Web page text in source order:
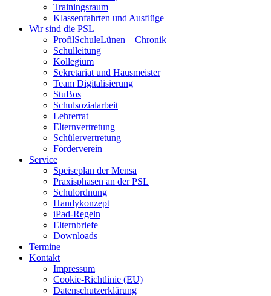
Trainingsraum
Klassenfahrten und Ausflüge
Wir sind die PSL
ProfilSchuleLünen – Chronik
Schulleitung
Kollegium
Sekretariat und Hausmeister
Team Digitalisierung
StuBos
Schulsozialarbeit
Lehrerrat
Elternvertretung
Schülervertretung
Förderverein
Service
Speiseplan der Mensa
Praxisphasen an der PSL
Schulordnung
Handykonzept
iPad-Regeln
Elternbriefe
Downloads
Termine
Kontakt
Impressum
Cookie-Richtlinie (EU)
Datenschutzerklärung